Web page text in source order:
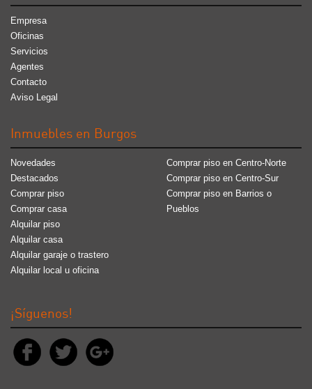
Empresa
Oficinas
Servicios
Agentes
Contacto
Aviso Legal
Inmuebles en Burgos
Novedades
Destacados
Comprar piso
Comprar casa
Alquilar piso
Alquilar casa
Alquilar garaje o trastero
Alquilar local u oficina
Comprar piso en Centro-Norte
Comprar piso en Centro-Sur
Comprar piso en Barrios o
Pueblos
¡Síguenos!